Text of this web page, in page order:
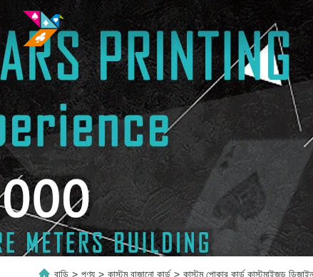
বাড়ি > পণ্য > কাস্টম বাজানো কার্ড > কাস্টম পোকার কার্ড কাস্টমাইজড